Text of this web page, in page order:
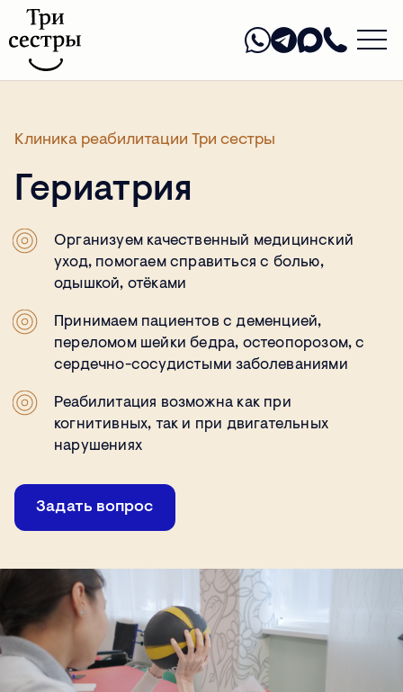
Клиника реабилитации Три сестры
Гериатрия
Организуем качественный медицинский
уход, помогаем справиться с болью,
одышкой, отёками
Принимаем пациентов с деменцией,
переломом шейки бедра, остеопорозом, с
сердечно-сосудистыми заболеваниями
Реабилитация возможна как при
когнитивных, так и при двигательных
нарушениях
Задать вопрос